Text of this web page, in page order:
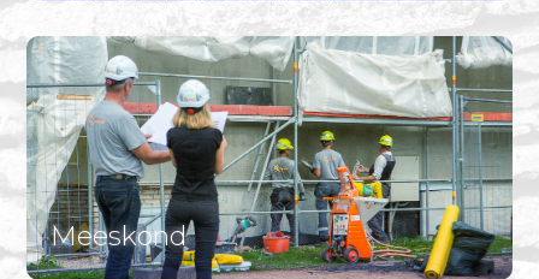
Meeskond